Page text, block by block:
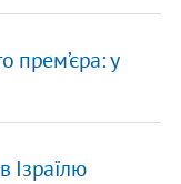
прем’єра: у
Ізраїлю